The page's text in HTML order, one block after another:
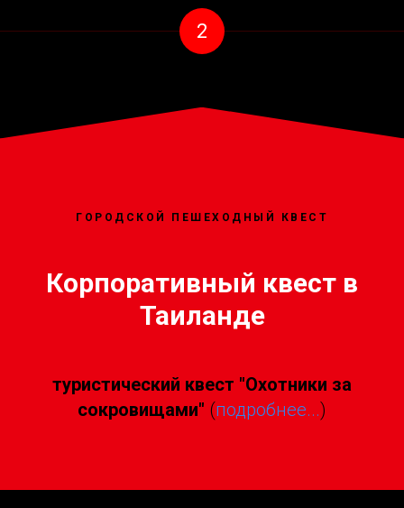
2
ГОРОДСКОЙ ПЕШЕХОДНЫЙ КВЕСТ
Корпоративный квест в
Таиланде
туристический квест "Охотники за
сокровищами" (подробнее...)